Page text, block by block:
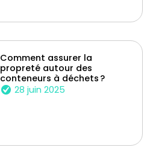
Comment assurer la
propreté autour des
conteneurs à déchets ?
28 juin 2025